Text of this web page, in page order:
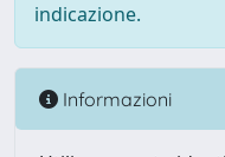
indicazione.
Informazioni